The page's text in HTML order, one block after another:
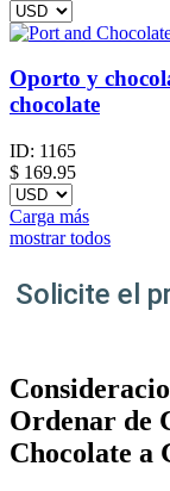
Oporto y
chocolate
ID: 1165
$ 169.95
Carga más
mostrar todos
Solicite el
Ordenar de
Chocolate a